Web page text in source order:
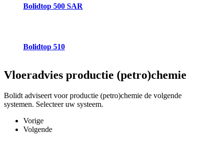
Bolidtop 500 SAR
Bolidtop 510
Vloeradvies productie (petro)chemie
Bolidt adviseert voor productie (petro)chemie de volgende
systemen. Selecteer uw systeem.
Vorige
Volgende